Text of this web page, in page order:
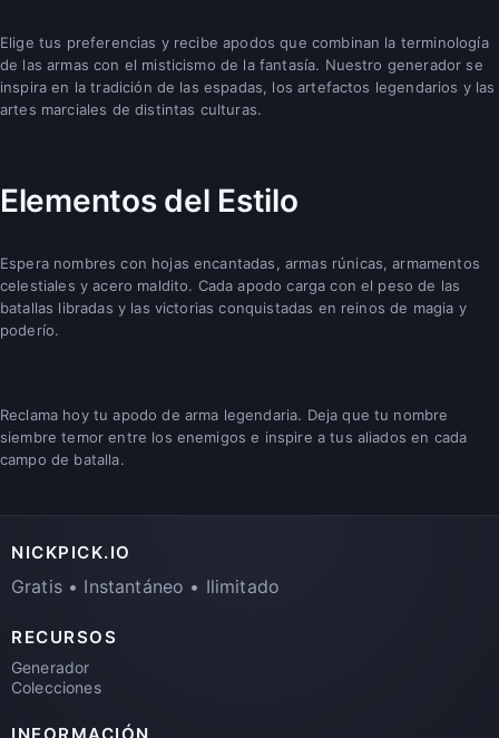
Elige tus preferencias y recibe apodos que combinan la terminología
de las armas con el misticismo de la fantasía. Nuestro generador se
inspira en la tradición de las espadas, los artefactos legendarios y las
artes marciales de distintas culturas.
Elementos del Estilo
Espera nombres con hojas encantadas, armas rúnicas, armamentos
celestiales y acero maldito. Cada apodo carga con el peso de las
batallas libradas y las victorias conquistadas en reinos de magia y
poderío.
Reclama hoy tu apodo de arma legendaria. Deja que tu nombre
siembre temor entre los enemigos e inspire a tus aliados en cada
campo de batalla.
NICKPICK.IO
Gratis • Instantáneo • Ilimitado
RECURSOS
Generador
Colecciones